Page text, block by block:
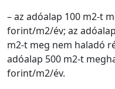
– az adóalap 100 m2-t
forint/m2/év; az
m2-t meg nem haladó
adóalap 500 m2-t
forint/m2/év.